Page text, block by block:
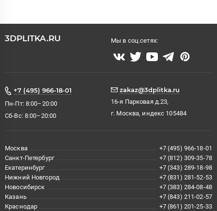
3DPLITKA.RU Мы в соц.сетях:
+7 (495) 966-18-01
Пн-Пт: 8:00–20:00
Сб-Вс: 8:00–20:00
zakaz@3dplitka.ru
16-я Парковая д.23,
г. Москва, индекс 105484
Москва
+7 (495) 966-18-01
Санкт-Петербург
+7 (812) 309-35-78
Екатеринбург
+7 (343) 289-18-98
Нижний Новгород
+7 (831) 281-52-53
Новосибирск
+7 (383) 284-08-48
Казань
+7 (843) 211-02-57
Краснодар
+7 (861) 201-25-33